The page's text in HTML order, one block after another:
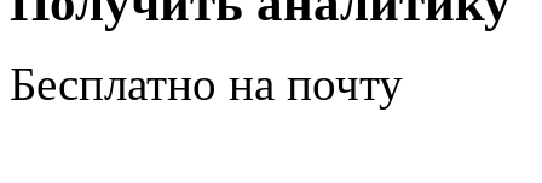
Бесплатно на почту